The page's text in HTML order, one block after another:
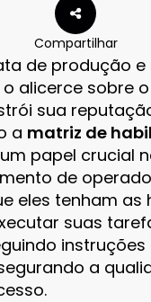
Compartilhar
de produção
alicerce sobre
sua
a matriz de
papel crucial
de
eles tenham as
suas
a